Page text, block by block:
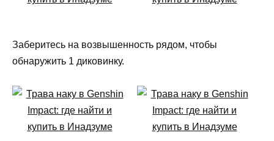
Заберитесь на возвышенность рядом, чтобы
обнаружить 1 диковинку.